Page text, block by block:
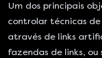
Um dos principais
controlar técnicas
através de links
fazendas de links,